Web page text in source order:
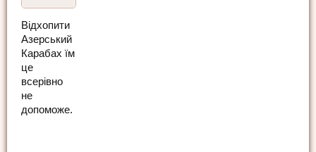
Відхопити
Азерський
Карабах їм
це
всерівно
не
допоможе.